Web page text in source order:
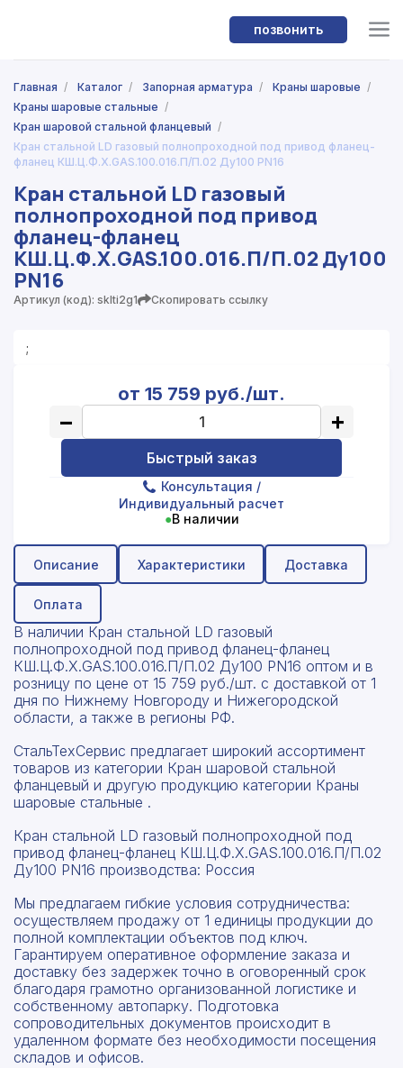
позвонить
Главная / Каталог / Запорная арматура / Краны шаровые /
Краны шаровые стальные /
Кран шаровой стальной фланцевый /
Кран стальной LD газовый полнопроходной под привод фланец-
фланец КШ.Ц.Ф.Х.GAS.100.016.П/П.02 Ду100 PN16
Кран стальной LD газовый
полнопроходной под привод
фланец-фланец
КШ.Ц.Ф.Х.GAS.100.016.П/П.02 Ду100
PN16
Артикул (код): sklti2g1 Скопировать ссылку
;
от 15 759 руб./шт.
− +
Быстрый заказ
Консультация /
Индивидуальный расчет
●В наличии
Описание Характеристики Доставка
Оплата
В наличии Кран стальной LD газовый
полнопроходной под привод фланец-фланец
КШ.Ц.Ф.Х.GAS.100.016.П/П.02 Ду100 PN16 оптом и в
розницу по цене от 15 759 руб./шт. с доставкой от 1
дня по Нижнему Новгороду и Нижегородской
области, а также в регионы РФ.
СтальТехСервис предлагает широкий ассортимент
товаров из категории Кран шаровой стальной
фланцевый и другую продукцию категории Краны
шаровые стальные .
Кран стальной LD газовый полнопроходной под
привод фланец-фланец КШ.Ц.Ф.Х.GAS.100.016.П/П.02
Ду100 PN16 производства: Россия
Мы предлагаем гибкие условия сотрудничества:
осуществляем продажу от 1 единицы продукции до
полной комплектации объектов под ключ.
Гарантируем оперативное оформление заказа и
доставку без задержек точно в оговоренный срок
благодаря грамотно организованной логистике и
собственному автопарку. Подготовка
сопроводительных документов происходит в
удаленном формате без необходимости посещения
складов и офисов.